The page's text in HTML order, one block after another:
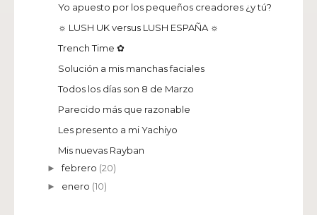
Yo apuesto por los pequeños creadores ¿y tú?
☼ LUSH UK versus LUSH ESPAÑA ☼
Trench Time ✿
Solución a mis manchas faciales
Todos los días son 8 de Marzo
Parecido más que razonable
Les presento a mi Yachiyo
Mis nuevas Rayban
►febrero (20)
► enero (10)